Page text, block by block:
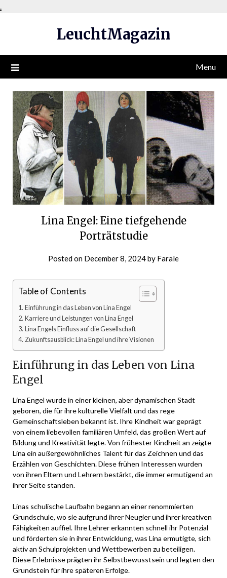
.
LeuchtMagazin
Menu
Lina Engel: Eine tiefgehende
Porträtstudie
Posted on December 8, 2024by Farale
Table of Contents
Einführung in das Leben von Lina Engel
Karriere und Leistungen von Lina Engel
Lina Engels Einfluss auf die Gesellschaft
Zukunftsausblick: Lina Engel und ihre Visionen
Einführung in das Leben von Lina
Engel
Lina Engel wurde in einer kleinen, aber dynamischen Stadt
geboren, die für ihre kulturelle Vielfalt und das rege
Gemeinschaftsleben bekannt ist. Ihre Kindheit war geprägt
von einem liebevollen familiären Umfeld, das großen Wert auf
Bildung und Kreativität legte. Von frühester Kindheit an zeigte
Lina ein außergewöhnliches Talent für das Zeichnen und das
Erzählen von Geschichten. Diese frühen Interessen wurden
von ihren Eltern und Lehrern bestärkt, die immer ermutigend an
ihrer Seite standen.
Linas schulische Laufbahn begann an einer renommierten
Grundschule, wo sie aufgrund ihrer Neugier und ihrer kreativen
Fähigkeiten auffiel. Ihre Lehrer erkannten schnell ihr Potenzial
und förderten sie in ihrer Entwicklung, was Lina ermutigte, sich
aktiv an Schulprojekten und Wettbewerben zu beteiligen.
Diese Erlebnisse prägten ihr Selbstbewusstsein und legten den
Grundstein für ihre späteren Erfolge.